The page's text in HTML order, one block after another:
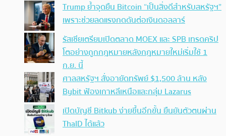
Trump ย้ำจุดยืน Bitcoin “เป็นสิ่งดีสำหรับสหรัฐฯ”
เพราะช่วยลดแรงกดดันต่อเงินดอลลาร์
รัสเซียเตรียมเปิดตลาด MOEX และ SPB เทรดคริป
โตอย่างถูกกฎหมายหลังกฎหมายใหม่เริ่มใช้ 1
ก.ย. นี้
ศาลสหรัฐฯ สั่งอายัดทรัพย์ $1,500 ล้าน หลัง
Bybit ฟ้องเกาหลีเหนือและกลุ่ม Lazarus
เปิดบัญชี Bitkub ง่ายขึ้นอีกขั้น ยืนยันตัวตนผ่าน
ThaID ได้แล้ว